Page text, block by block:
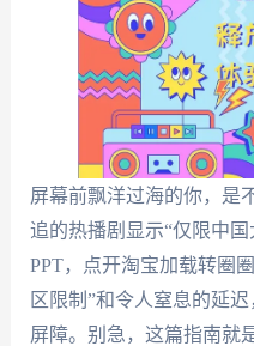
屏幕前飘洋过海的你，是
追的热播剧显示“仅限中
PPT，点开淘宝加载转圈
区限制”和令人窒息的延
屏障。别急，这篇指南就